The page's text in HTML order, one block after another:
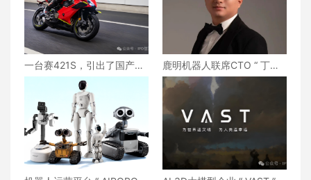
一台赛421S，引出了国产摩
托更重要的问题
鹿明机器人联席CTO “ 丁琰 ”
离职